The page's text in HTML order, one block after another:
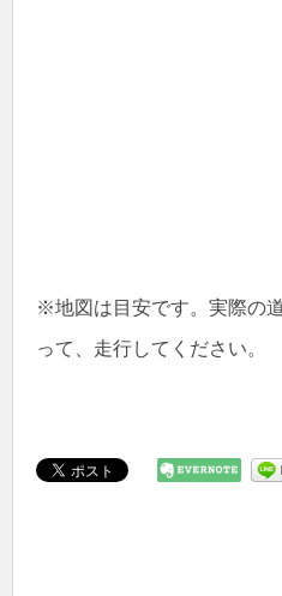
※地図は目安です。実際の
って、走行してください。